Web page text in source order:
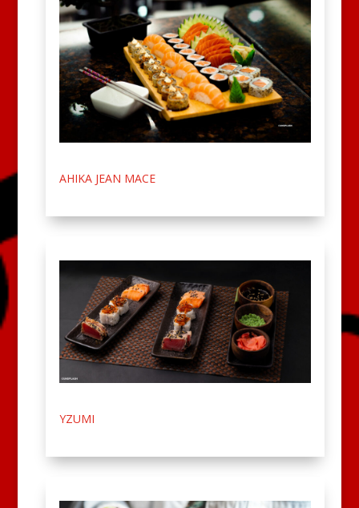
AHIKA JEAN MACE
YZUMI